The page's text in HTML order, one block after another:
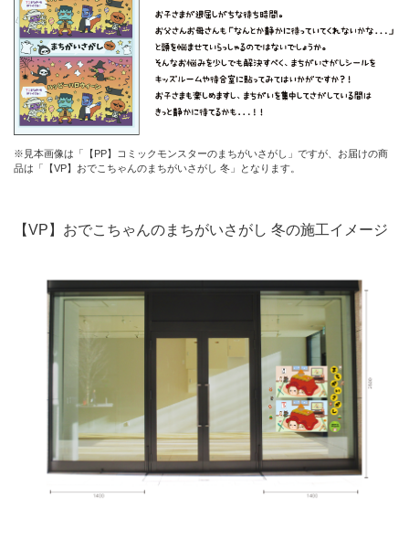
※見本画像は「【PP】コミックモンスターのまちがいさがし」ですが、お届けの商
品は「【VP】おでこちゃんのまちがいさがし 冬」となります。
【VP】おでこちゃんのまちがいさがし 冬の施工イメージ